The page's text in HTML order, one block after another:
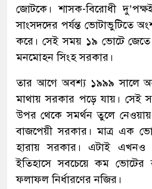
জোটকে। শাসক-বিরোধী
সাংসদদের পর্যন্ত ভোটাভুটিতে
করে। সেই সময় ১৯ ভোটে
মনমোহন সিংহ সরকার।
তার আগে অবশ্য ১৯৯৯ সালে
মাথায় সরকার পড়ে যায়। সেই
উপর থেকে সমর্থন তুলে
বাজপেয়ী সরকার। মাত্র এক
হারায় সরকার। এটাই এখনও
ইতিহাসে সবচেয়ে কম ভোটের
ফলাফল নির্ধারণের নজির।